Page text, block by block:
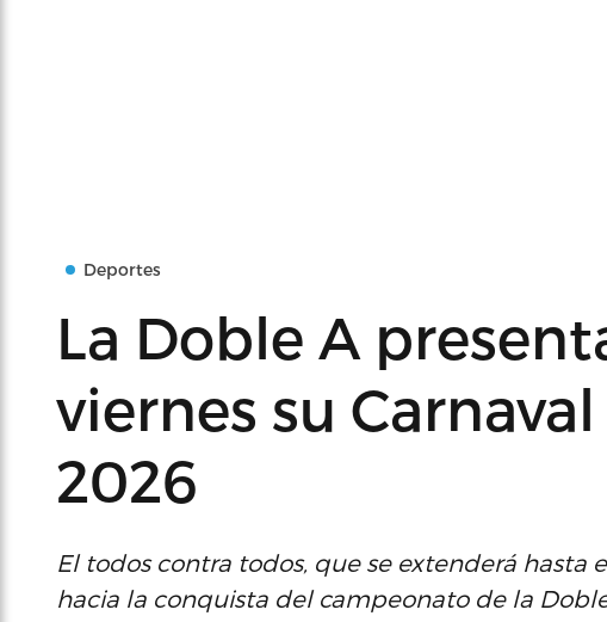
Deportes
La Doble A
viernes su
2026
El todos contra todos, que se extenderá hasta
hacia la conquista del campeonato de la